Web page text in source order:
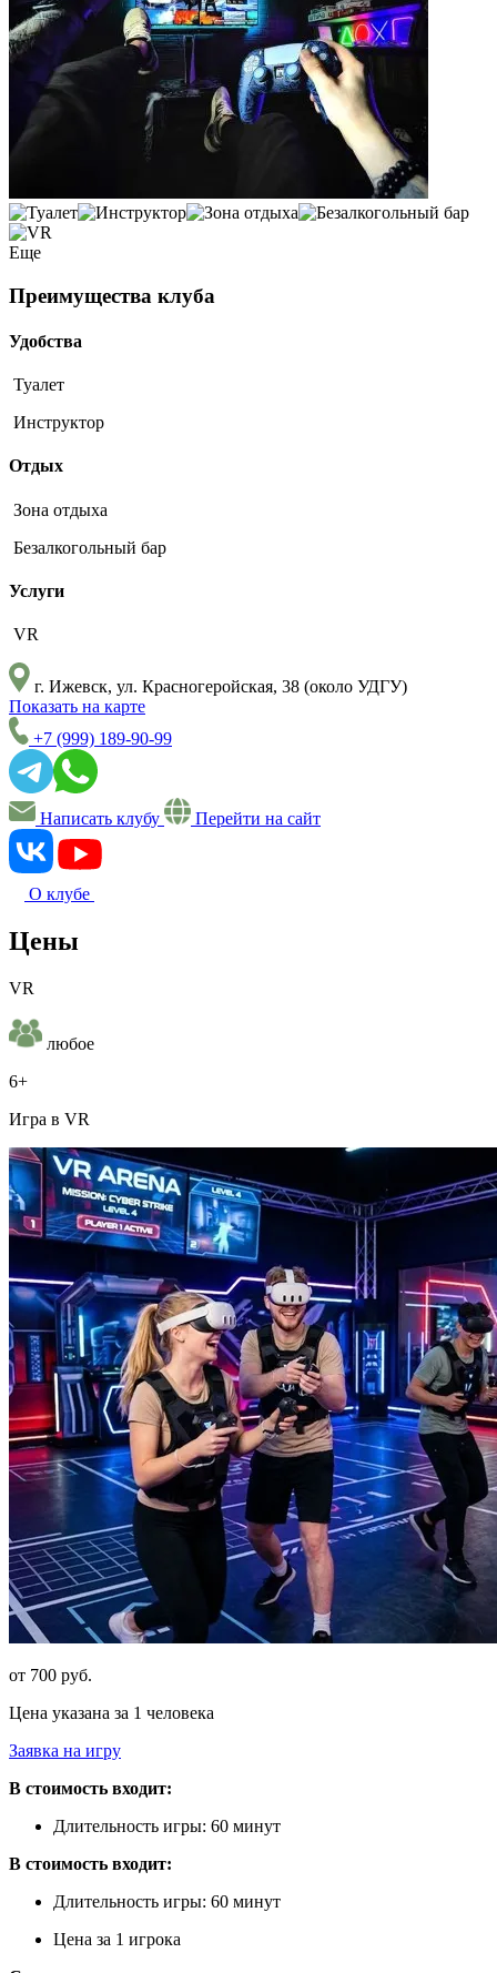
Еще
Преимущества клуба
Удобства
Туалет
Инструктор
Отдых
Зона отдыха
Безалкогольный бар
Услуги
VR
г. Ижевск, ул. Красногеройская, 38 (около УДГУ)
Показать на карте
+7 (999) 189-90-99
Написать клубу Перейти на сайт
О клубе
Цены
VR
любое
6+
Игра в VR
от 700 руб.
Цена указана за 1 человека
Заявка на игру
В стоимость входит:
Длительность игры: 60 минут
В стоимость входит:
Длительность игры: 60 минут
Цена за 1 игрока